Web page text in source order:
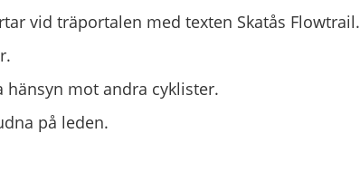
vid träportalen med texten Skatås Flowtrail.
hänsyn mot andra cyklister.
på leden.